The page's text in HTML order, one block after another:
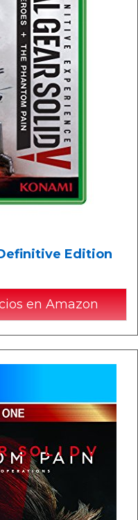
Edition
en Amazon